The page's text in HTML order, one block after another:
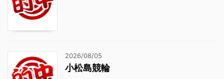
2026/08/05
小松島競輪